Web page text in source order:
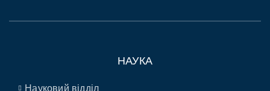
НАУКА
Науковий відділ